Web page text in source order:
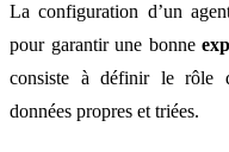
La configuration d’un
pour garantir une bonne
consiste à définir le rôle
données propres et triées.